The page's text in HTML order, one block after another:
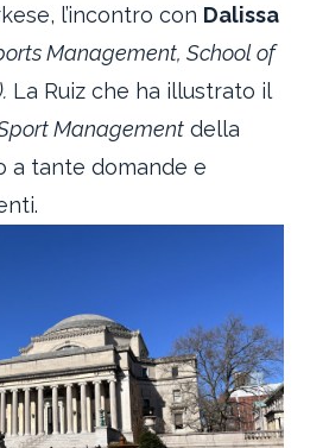
l’incontro con Dalissa
Management, School of
La Ruiz che ha illustrato il
Management della
a tante domande e